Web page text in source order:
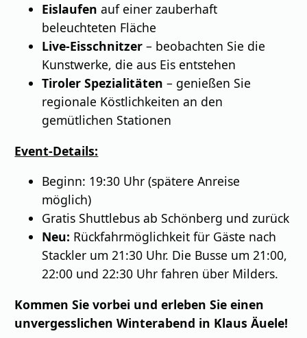
Eislaufen auf einer zauberhaft
beleuchteten Fläche
Live-Eisschnitzer – beobachten Sie die
Kunstwerke, die aus Eis entstehen
Tiroler Spezialitäten – genießen Sie
regionale Köstlichkeiten an den
gemütlichen Stationen
Event-Details:
Beginn: 19:30 Uhr (spätere Anreise
möglich)
Gratis Shuttlebus ab Schönberg und zurück
Neu: Rückfahrmöglichkeit für Gäste nach
Stackler um 21:30 Uhr. Die Busse um 21:00,
22:00 und 22:30 Uhr fahren über Milders.
Kommen Sie vorbei und erleben Sie einen
unvergesslichen Winterabend in Klaus Äuele!